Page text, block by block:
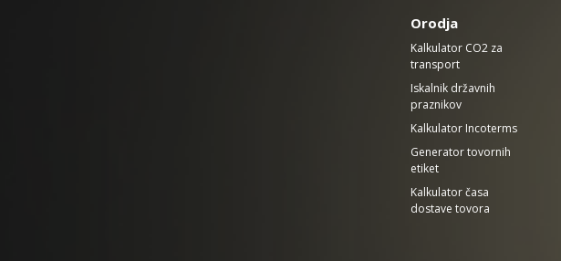
Orodja
Kalkulator CO2 za
transport
Iskalnik državnih
praznikov
Kalkulator Incoterms
Generator tovornih
etiket
Kalkulator časa
dostave tovora